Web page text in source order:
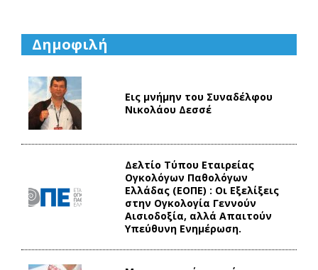
Δημοφιλή
Εις μνήμην του Συναδέλφου
Νικολάου Δεσσέ
Δελτίο Τύπου Eταιρείας
Ογκολόγων Παθολόγων
Ελλάδας (ΕΟΠΕ) : Οι Εξελίξεις
στην Ογκολογία Γεννούν
Αισιοδοξία, αλλά Απαιτούν
Υπεύθυνη Ενημέρωση.